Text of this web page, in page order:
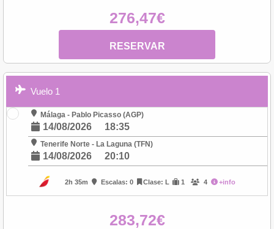
276,47€
RESERVAR
Vuelo 1
Málaga - Pablo Picasso (AGP)
14/08/2026 18:35
Tenerife Norte - La Laguna (TFN)
14/08/2026 20:10
2h 35m Escalas: 0 Clase: L 1 4 +info
283,72€